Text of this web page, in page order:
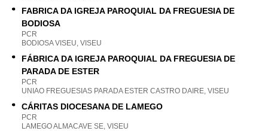
FABRICA DA IGREJA PAROQUIAL DA FREGUESIA DE
BODIOSA
PCR
BODIOSA VISEU, VISEU
FÁBRICA DA IGREJA PAROQUIAL DA FREGUESIA DE
PARADA DE ESTER
PCR
UNIAO FREGUESIAS PARADA ESTER CASTRO DAIRE, VISEU
CÁRITAS DIOCESANA DE LAMEGO
PCR
LAMEGO ALMACAVE SE, VISEU